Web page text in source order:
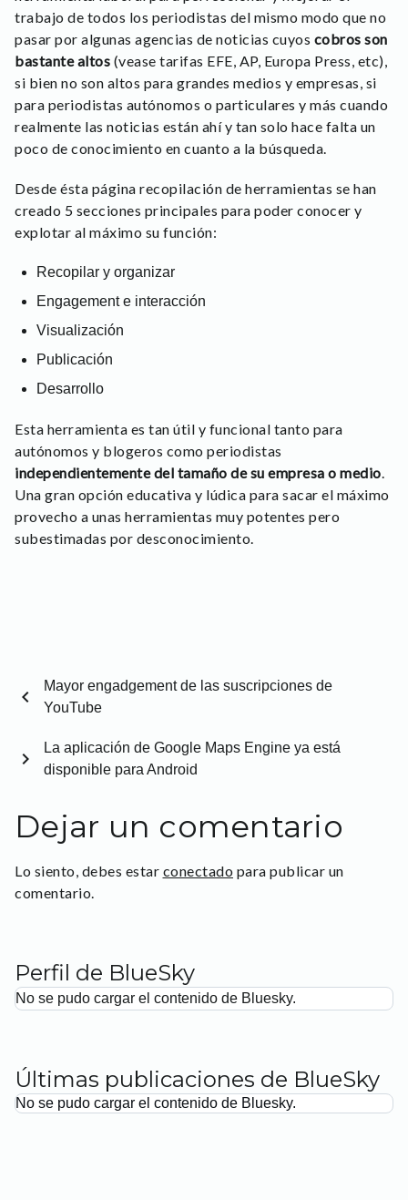
trabajo de todos los periodistas del mismo modo que no
pasar por algunas agencias de noticias cuyos cobros son
bastante altos (vease tarifas EFE, AP, Europa Press, etc),
si bien no son altos para grandes medios y empresas, si
para periodistas autónomos o particulares y más cuando
realmente las noticias están ahí y tan solo hace falta un
poco de conocimiento en cuanto a la búsqueda.
Desde ésta página recopilación de herramientas se han
creado 5 secciones principales para poder conocer y
explotar al máximo su función:
Recopilar y organizar
Engagement e interacción
Visualización
Publicación
Desarrollo
Esta herramienta es tan útil y funcional tanto para
autónomos y blogeros como periodistas
independientemente del tamaño de su empresa o medio.
Una gran opción educativa y lúdica para sacar el máximo
provecho a unas herramientas muy potentes pero
subestimadas por desconocimiento.
chevron_left
Mayor engadgement de las suscripciones de
YouTube
La aplicación de Google Maps Engine ya está
disponible para Android
chevron_right
Dejar un comentario
Lo siento, debes estar conectado para publicar un
comentario.
Perfil de BlueSky
No se pudo cargar el contenido de Bluesky.
Últimas publicaciones de BlueSky
No se pudo cargar el contenido de Bluesky.